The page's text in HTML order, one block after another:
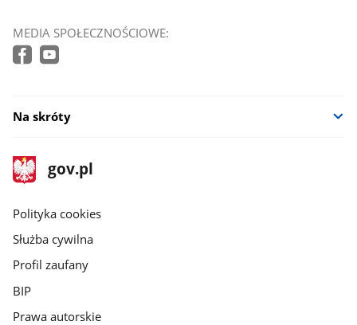
MEDIA SPOŁECZNOŚCIOWE:
Na skróty
stopka
gov.pl
Strona
gov.pl
gov.pl
Polityka cookies
Służba cywilna
Profil zaufany
BIP
Prawa autorskie